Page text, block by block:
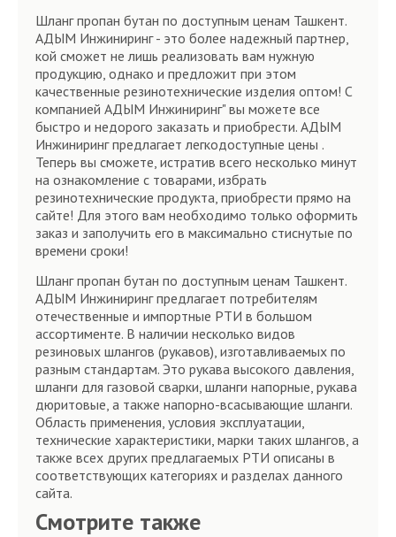
Шланг пропан бутан по доступным ценам Ташкент.
АДЫМ Инжиниринг - это более надежный партнер,
кой сможет не лишь реализовать вам нужную
продукцию, однако и предложит при этом
качественные резинотехнические изделия оптом! С
компанией АДЫМ Инжиниринг" вы можете все
быстро и недорого заказать и приобрести. АДЫМ
Инжиниринг предлагает легкодоступные цены .
Теперь вы сможете, истратив всего несколько минут
на ознакомление с товарами, избрать
резинотехнические продукта, приобрести прямо на
сайте! Для этого вам необходимо только оформить
заказ и заполучить его в максимально стиснутые по
времени сроки!
Шланг пропан бутан по доступным ценам Ташкент.
АДЫМ Инжиниринг предлагает потребителям
отечественные и импортные РТИ в большом
ассортименте. В наличии несколько видов
резиновых шлангов (рукавов), изготавливаемых по
разным стандартам. Это рукава высокого давления,
шланги для газовой сварки, шланги напорные, рукава
дюритовые, а также напорно-всасывающие шланги.
Область применения, условия эксплуатации,
технические характеристики, марки таких шлангов, а
также всех других предлагаемых РТИ описаны в
соответствующих категориях и разделах данного
сайта.
Смотрите также